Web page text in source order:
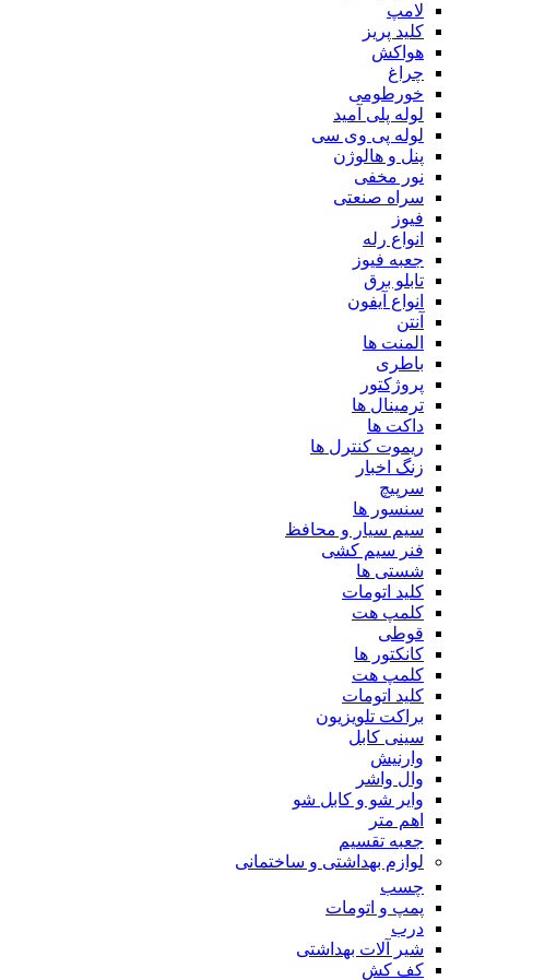
لامپ
کلید پریز
هواکش
چراغ
خورطومی
لوله پلی آمید
لوله پی وی سی
پنل و هالوژن
نور مخفی
سراه صنعتی
فیوز
انواع رله
جعبه فیوز
تابلو برق
انواع آیفون
آنتن
المنت ها
باطری
پروژکتور
ترمینال ها
داکت ها
ریموت کنترل ها
زنگ اخبار
سرپیچ
سنسور ها
سیم سیار و محافظ
فنر سیم کشی
شستی ها
کلید اتومات
کلمپ هت
قوطی
کانکتور ها
کلمپ هت
کلید اتومات
براکت تلویزیون
سینی کابل
وارنیش
وال واشر
وایر شو و کابل شو
اهم متر
جعبه تقسیم
لوازم بهداشتی و ساختمانی
چسب
پمپ و اتومات
درب
شیر آلات بهداشتی
کف کش